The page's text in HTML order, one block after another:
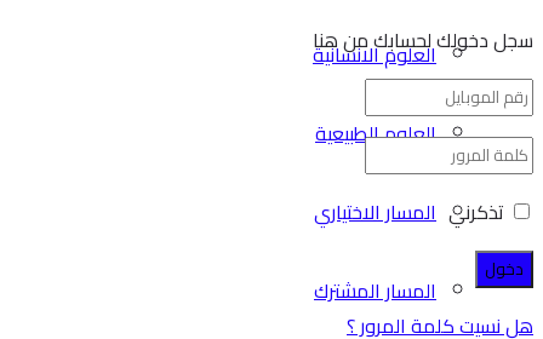
العلوم الانسانية
العلوم الطبيعية
المسار الاختياري
المسار المشترك
سجل دخولك لحسابك من هنا
تذكرني
هل نسيت كلمة المرور ؟